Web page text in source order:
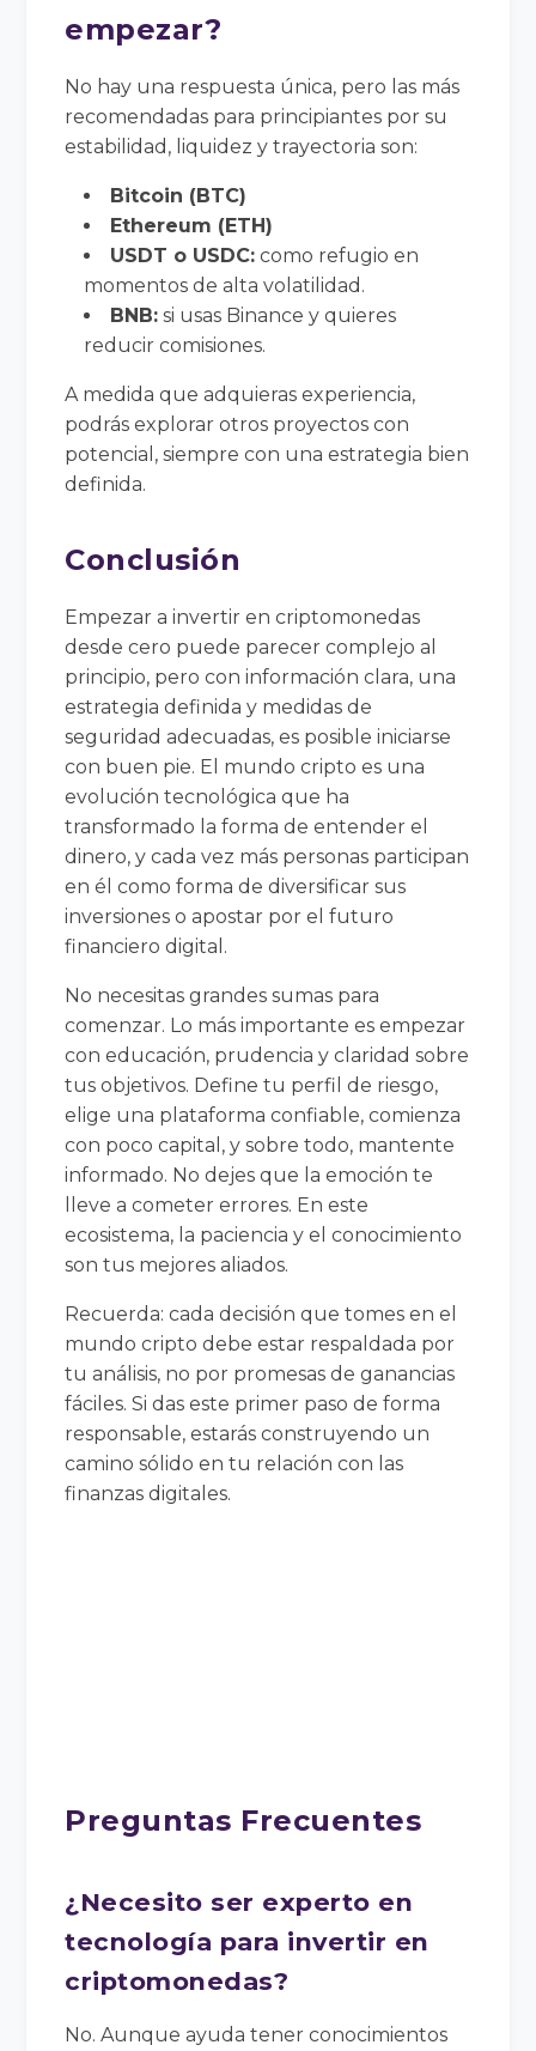
empezar?
No hay una respuesta única, pero las más
recomendadas para principiantes por su
estabilidad, liquidez y trayectoria son:
Bitcoin (BTC)
Ethereum (ETH)
USDT o USDC: como refugio en
momentos de alta volatilidad.
BNB: si usas Binance y quieres
reducir comisiones.
A medida que adquieras experiencia,
podrás explorar otros proyectos con
potencial, siempre con una estrategia bien
definida.
Conclusión
Empezar a invertir en criptomonedas
desde cero puede parecer complejo al
principio, pero con información clara, una
estrategia definida y medidas de
seguridad adecuadas, es posible iniciarse
con buen pie. El mundo cripto es una
evolución tecnológica que ha
transformado la forma de entender el
dinero, y cada vez más personas participan
en él como forma de diversificar sus
inversiones o apostar por el futuro
financiero digital.
No necesitas grandes sumas para
comenzar. Lo más importante es empezar
con educación, prudencia y claridad sobre
tus objetivos. Define tu perfil de riesgo,
elige una plataforma confiable, comienza
con poco capital, y sobre todo, mantente
informado. No dejes que la emoción te
lleve a cometer errores. En este
ecosistema, la paciencia y el conocimiento
son tus mejores aliados.
Recuerda: cada decisión que tomes en el
mundo cripto debe estar respaldada por
tu análisis, no por promesas de ganancias
fáciles. Si das este primer paso de forma
responsable, estarás construyendo un
camino sólido en tu relación con las
finanzas digitales.
Preguntas Frecuentes
¿Necesito ser experto en
tecnología para invertir en
criptomonedas?
No. Aunque ayuda tener conocimientos